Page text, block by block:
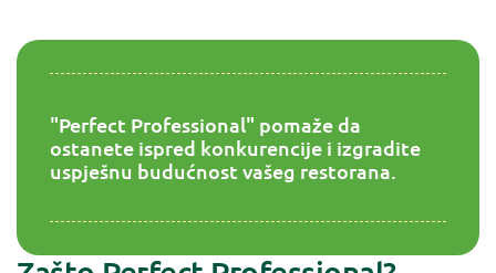
"Perfect Professional" pomaže da
ostanete ispred konkurencije i izgradite
uspješnu budućnost vašeg restorana.